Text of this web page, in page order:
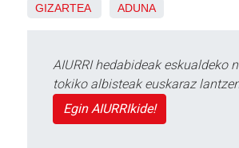
GIZARTEA ADUNA
AIURRI hedabideak eskualdeko
tokiko albisteak euskaraz
Egin AIURRIkide!